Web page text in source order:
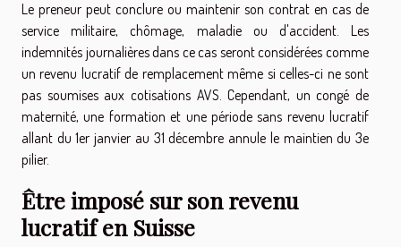
Le preneur peut conclure ou maintenir son contrat en cas de
service militaire, chômage, maladie ou d'accident. Les
indemnités journalières dans ce cas seront considérées comme
un revenu lucratif de remplacement même si celles-ci ne sont
pas soumises aux cotisations AVS. Cependant, un congé de
maternité, une formation et une période sans revenu lucratif
allant du 1er janvier au 31 décembre annule le maintien du 3e
pilier.
Être imposé sur son revenu
lucratif en Suisse